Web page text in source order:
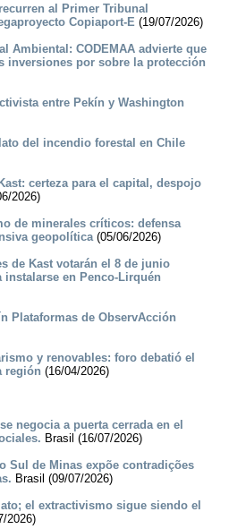
al Primer Tribunal
Copiaport-E (19/07/2026)
Ambiental: CODEMAA advierte que
inversiones por sobre la protección
entre Pekín y Washington
del incendio forestal en Chile
certeza para el capital, despojo
2026)
de minerales críticos: defensa
geopolítica(05/06/2026)
de Kast votarán el 8 de junio
en Penco-Lirquén
Plataformas de ObservAcción
y renovables: foro debatió el
región (16/04/2026)
negocia a puerta cerrada en el
Brasil (16/07/2026)
Sul de Minas expõe contradições
Brasil (09/07/2026)
el extractivismo sigue siendo el
2026)